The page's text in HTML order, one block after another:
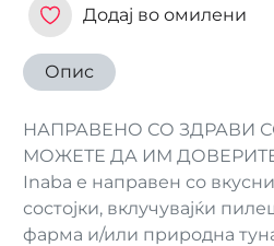
Додај во омилени
Опис
НАПРАВЕНО СО ЗДРАВИ
МОЖЕТЕ ДА ИМ ДОВЕРИТЕ:
Inaba е направен со
состојки, вклучувајќи
фарма и/или природна